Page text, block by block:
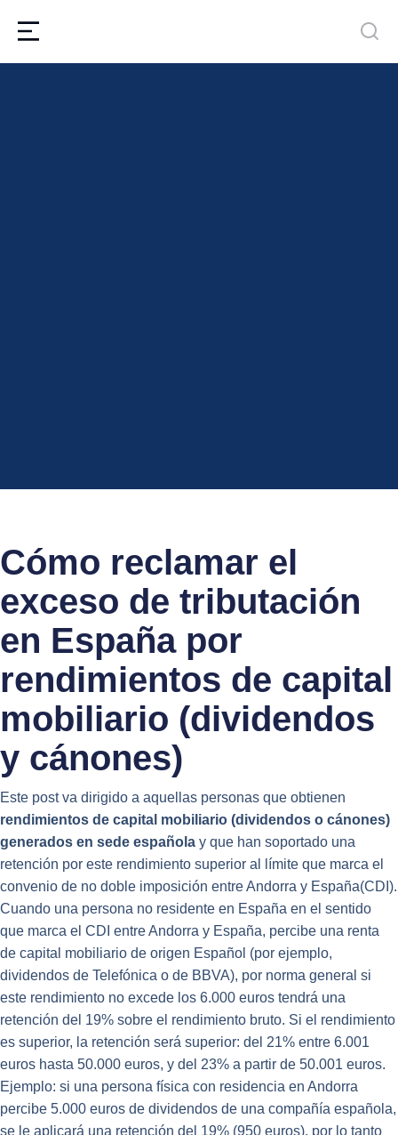
Cómo reclamar el
exceso de tributación
en España por
rendimientos de capital
mobiliario (dividendos
y cánones)
Este post va dirigido a aquellas personas que obtienen
rendimientos de capital mobiliario (dividendos o cánones)
generados en sede española y que han soportado una
retención por este rendimiento superior al límite que marca el
convenio de no doble imposición entre Andorra y España(CDI).
Cuando una persona no residente en España en el sentido
que marca el CDI entre Andorra y España, percibe una renta
de capital mobiliario de origen Español (por ejemplo,
dividendos de Telefónica o de BBVA), por norma general si
este rendimiento no excede los 6.000 euros tendrá una
retención del 19% sobre el rendimiento bruto. Si el rendimiento
es superior, la retención será superior: del 21% entre 6.001
euros hasta 50.000 euros, y del 23% a partir de 50.001 euros.
Ejemplo: si una persona física con residencia en Andorra
percibe 5.000 euros de dividendos de una compañía española,
se le aplicará una retención del 19% (950 euros), por lo tanto